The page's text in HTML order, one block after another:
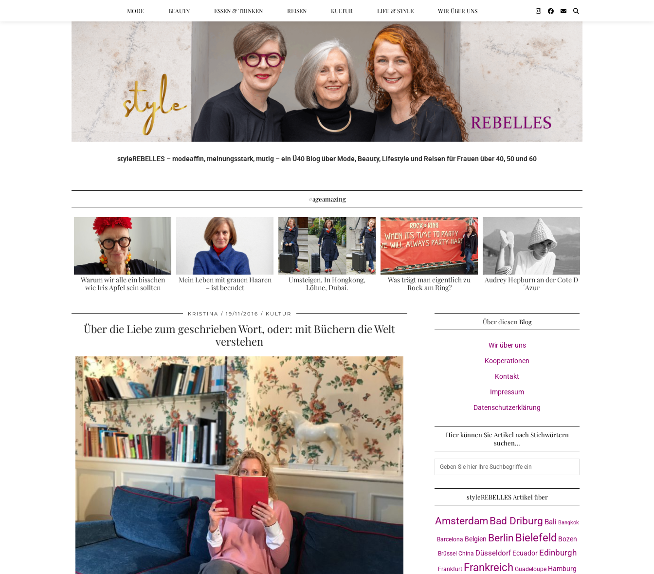
MODE BEAUTY ESSEN & TRINKEN REISEN KULTUR LIFE & STYLE WIR ÜBER UNS
styleREBELLES – modeaffin, meinungsstark, mutig – ein Ü40 Blog über Mode, Beauty, Lifestyle und Reisen für Frauen über 40, 50 und 60
#ageamazing
Warum wir alle ein bisschen
wie Iris Apfel sein sollten
Mein Leben mit grauen Haaren
– ist beendet
Umsteigen. In Hongkong,
Löhne, Dubai.
Was trägt man eigentlich zu
Rock am Ring?
Audrey Hepburn an der Cote D
´Azur
KRISTINA 19/11/2016 KULTUR
Über die Liebe zum geschrieben Wort, oder: mit Büchern die Welt
verstehen
Über diesen Blog
Wir über uns
Kooperationen
Kontakt
Impressum
Datenschutzerklärung
Hier können Sie Artikel nach Stichwörtern
suchen…
styleREBELLES Artikel über
Amsterdam Bad Driburg Bali Bangkok
Barcelona Belgien Berlin Bielefeld Bozen
Brüssel China Düsseldorf Ecuador Edinburgh
Frankfurt Frankreich Guadeloupe Hamburg